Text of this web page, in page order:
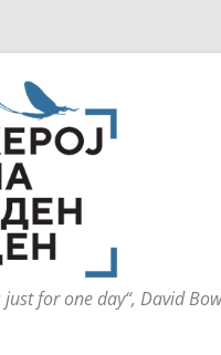
for one day“, David